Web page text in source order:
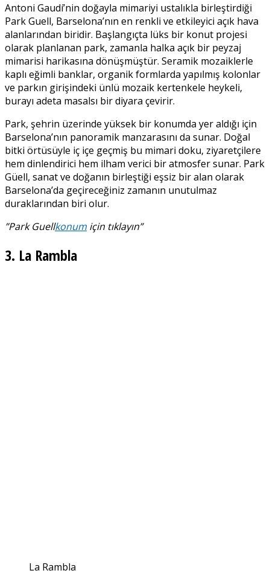
Antoni Gaudí’nin doğayla mimariyi ustalıkla birleştirdiği
Park Guell, Barselona’nın en renkli ve etkileyici açık hava
alanlarından biridir. Başlangıçta lüks bir konut projesi
olarak planlanan park, zamanla halka açık bir peyzaj
mimarisi harikasına dönüşmüştür. Seramik mozaiklerle
kaplı eğimli banklar, organik formlarda yapılmış kolonlar
ve parkın girişindeki ünlü mozaik kertenkele heykeli,
burayı adeta masalsı bir diyara çevirir.
Park, şehrin üzerinde yüksek bir konumda yer aldığı için
Barselona’nın panoramik manzarasını da sunar. Doğal
bitki örtüsüyle iç içe geçmiş bu mimari doku, ziyaretçilere
hem dinlendirici hem ilham verici bir atmosfer sunar. Park
Güell, sanat ve doğanın birleştiği eşsiz bir alan olarak
Barselona’da geçireceğiniz zamanın unutulmaz
duraklarından biri olur.
”Park Guellkonum için tıklayın”
3. La Rambla
La Rambla